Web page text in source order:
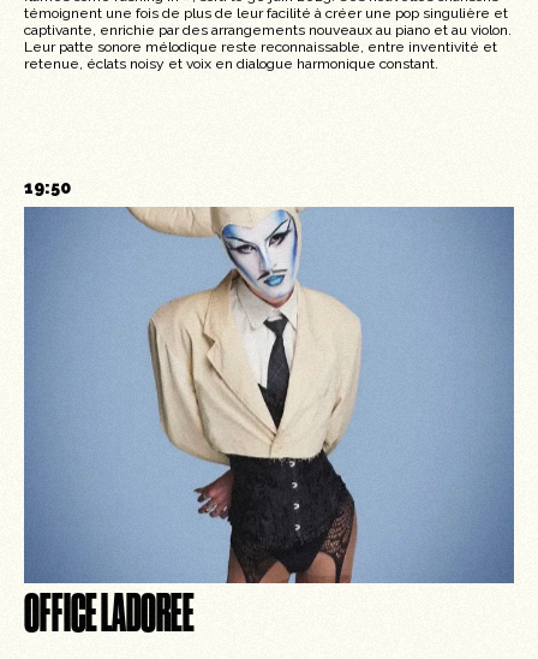
témoignent une fois de plus de leur facilité à créer une pop singulière et
captivante, enrichie par des arrangements nouveaux au piano et au violon.
Leur patte sonore mélodique reste reconnaissable, entre inventivité et
retenue, éclats noisy et voix en dialogue harmonique constant.
19:50
OFFICE LADOREE